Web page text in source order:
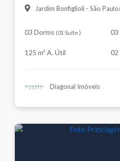
Jardim Bonfiglioli - São
03 Dorms (01 Suíte ) 03
125 m² A. Útil 02
Diagonal Imóveis